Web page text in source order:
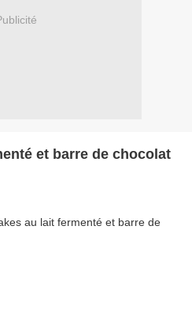
et barre de chocolat